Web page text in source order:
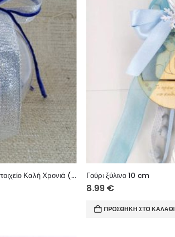
Μπάλα plexiglass 10 εκ. – ξύλινο στοιχείο Καλή Χρονιά (Νονέ μου) Γούρι ξύλινο 10 cm
8.99 €
ΠΡΟΣΘΉΚΗ ΣΤΟ ΚΑΛΆΘΙ